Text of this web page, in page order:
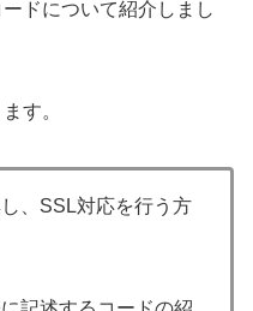
ドについて紹介しまし
す。
、SSL対応を行う方